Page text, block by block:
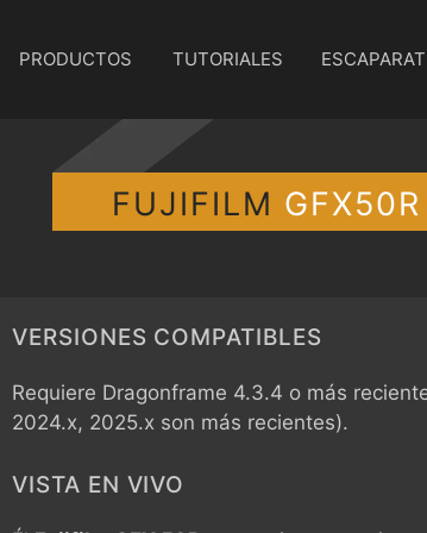
PRODUCTOS TUTORIALES
FUJIFILM GFX50R
VERSIONES COMPATIBLES
Requiere Dragonframe 4.3.4 o más
2024.x, 2025.x son más recientes).
VISTA EN VIVO